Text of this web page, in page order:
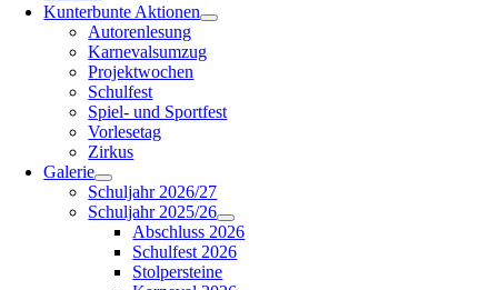
Kunterbunte Aktionen
Autorenlesung
Karnevalsumzug
Projektwochen
Schulfest
Spiel- und Sportfest
Vorlesetag
Zirkus
Galerie
Schuljahr 2026/27
Schuljahr 2025/26
Abschluss 2026
Schulfest 2026
Stolpersteine